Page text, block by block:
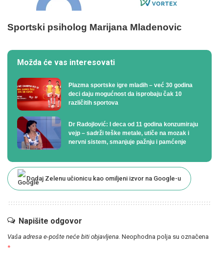
Sportski psiholog Marijana Mladenovic
Možda će vas interesovati
Plazma sportske igre mladih – već 30 godina
deci daju mogućnost da isprobaju čak 10
različitih sportova
Dr Radojlović: I deca od 11 godina konzumiraju
vejp – sadrži teške metale, utiče na mozak i
nervni sistem, smanjuje pažnju i pamćenje
Dodaj Zelenu učionicu kao omiljeni izvor na Google-u
Napišite odgovor
Vaša adresa e-pošte neće biti objavljena. Neophodna polja su označena
*